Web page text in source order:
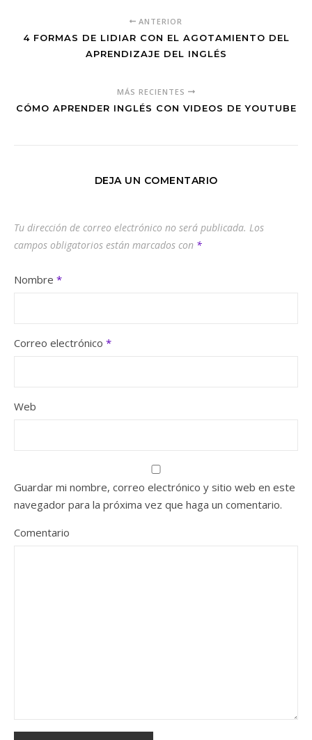
ANTERIOR
4 FORMAS DE LIDIAR CON EL AGOTAMIENTO DEL
APRENDIZAJE DEL INGLÉS
MÁS RECIENTES
CÓMO APRENDER INGLÉS CON VIDEOS DE YOUTUBE
DEJA UN COMENTARIO
Tu dirección de correo electrónico no será publicada. Los
campos obligatorios están marcados con *
Nombre *
Correo electrónico *
Web
Guardar mi nombre, correo electrónico y sitio web en este
navegador para la próxima vez que haga un comentario.
Comentario